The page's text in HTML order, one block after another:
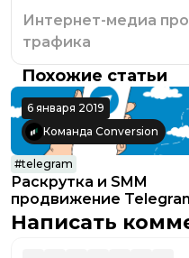
Интернет-медиа
трафика
Похожие статьи
6 января 2019
Команда Conversion
#telegram
Раскрутка и SMM
продвижение
канала: подробное
руководство
Написать